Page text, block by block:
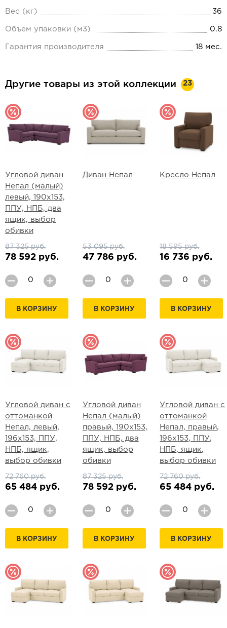
Вес (кг) 36
Объем упаковки (м3) 0.8
Гарантия производителя 18 мес.
Другие товары из этой коллекции 23
Угловой диван
Непал (малый)
левый, 190х153,
ППУ, НПБ, два
ящик, выбор
обивки
87 325 руб.
78 592 руб.
В КОРЗИНУ
Диван Непал
53 095 руб.
47 786 руб.
В КОРЗИНУ
Кресло Непал
18 595 руб.
16 736 руб.
В КОРЗИНУ
Угловой диван с
оттоманкой
Непал, левый,
196х153, ППУ,
НПБ, ящик,
выбор обивки
72 760 руб.
65 484 руб.
В КОРЗИНУ
Угловой диван
Непал (малый)
правый, 190х153,
ППУ, НПБ, два
ящик, выбор
обивки
87 325 руб.
78 592 руб.
В КОРЗИНУ
Угловой диван с
оттоманкой
Непал, правый,
196х153, ППУ,
НПБ, ящик,
выбор обивки
72 760 руб.
65 484 руб.
В КОРЗИНУ